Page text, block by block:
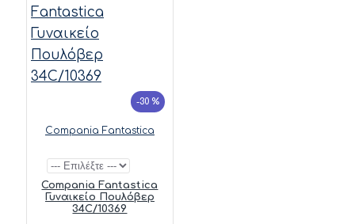
-30 %
Compania Fantastica
Compania Fantastica
Γυναικείο Πουλόβερ
34C/10369